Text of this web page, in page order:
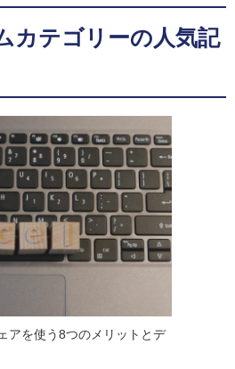
カテゴリーの人気記
アを使う8つのメリットとデ